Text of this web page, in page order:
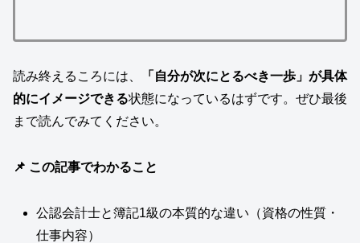
読み終えるころには、
「自分が次にとるべき一歩」が具体
的にイメージできる状態になっているはずです。ぜひ最後
まで読んでみてください。
📌 この記事でわかること
公認会計士と簿記1級の本質的な違い（資格の性質・
仕事内容）